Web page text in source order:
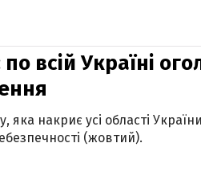
всій Україні
накриє усі області
(жовтий).